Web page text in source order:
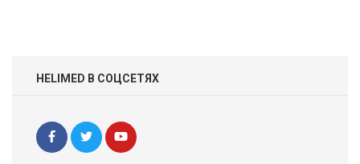
HELIMED В СОЦСЕТЯХ